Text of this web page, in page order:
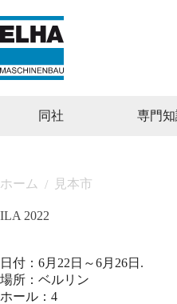
ン
テ
ツ
同社 専門
ホーム / 見本市
ILA 2022
日付：6月22日～6月26日.
場所：ベルリン
ホール：4